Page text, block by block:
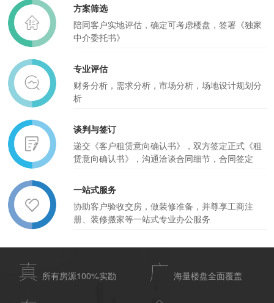
方案筛选
陪同客户实地评估，确定可考虑楼盘，签署《独家
中介委托书》
专业评估
财务分析，需求分析，市场分析，场地设计规划分
析
谈判与签订
递交《客户租赁意向确认书》，双方签定正式《租
赁意向确认书》，沟通洽谈合同细节，合同签定
一站式服务
协助客户验收交房，做装修准备，并尊享工商注
册、装修搬家等一站式专业办公服务
所有房源100%实勘 海量楼盘全面覆盖